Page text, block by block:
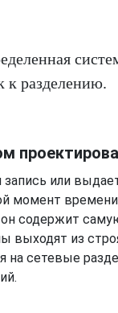
к разделению.
или
момент
он содержит
выходят из
на сетевые